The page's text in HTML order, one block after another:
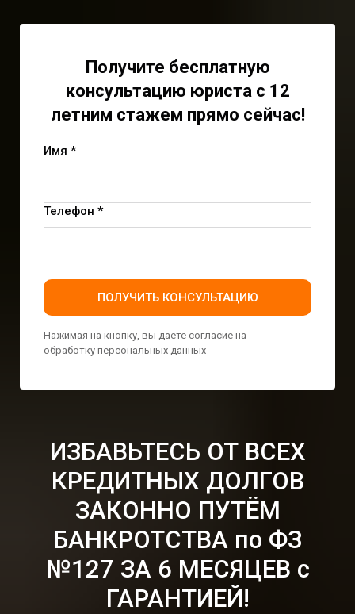
ИЗБАВЬТЕСЬ ОТ ВСЕХ
КРЕДИТНЫХ ДОЛГОВ
ЗАКОННО ПУТЁМ
БАНКРОТСТВА по ФЗ
№127 ЗА 6 МЕСЯЦЕВ с
ГАРАНТИЕЙ!
Получите бесплатную
консультацию юриста с 12
летним стажем прямо сейчас!
Имя *
Телефон *
ПОЛУЧИТЬ КОНСУЛЬТАЦИЮ
Нажимая на кнопку, вы даете согласие на
обработку персональных данных